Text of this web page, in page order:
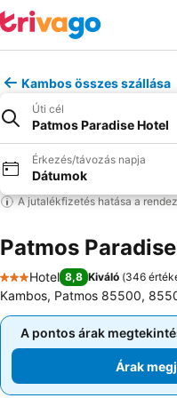
Kambos összes szállása
Úti cél
Patmos Paradise Hotel
Érkezés/távozás napja
Dátumok
A jutalékfizetés hatása a
Patmos
3 Kategória
Hotel 8,8 Kiváló (346
Kambos, Patmos 85500,
A pontos árak
Árak
A pontos árak
Árak